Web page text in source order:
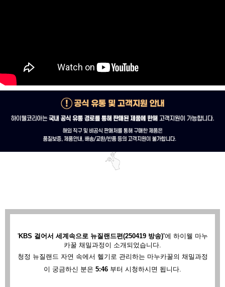
'KBS 걸어서 세계속으로 뉴질랜드편(250419 방송)'에 하이웰 마누
카꿀 채밀과정이 소개되었습니다.
청정 뉴질랜드 자연 속에서 헬기로 관리하는 마누카꿀의 채밀과정
이 궁금하신 분은 5:46 부터 시청하시면 됩니다.